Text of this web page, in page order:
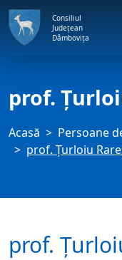
Consiliul
Județean
Dâmbovița
prof.
Acasă
Persoane
prof. Țurloiu
prof.